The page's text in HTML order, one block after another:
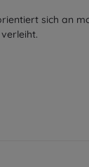
sich an